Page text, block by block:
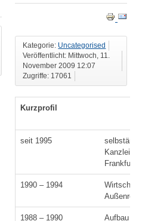
Kategorie: Uncategorised
Veröffentlicht: Mittwoch, 11.
November 2009 12:07
Zugriffe: 17061
Kurzprofil
seit 1995
Kanzlei in
Frankfurt/
1990 – 1994
1988 – 1990
Aufbau